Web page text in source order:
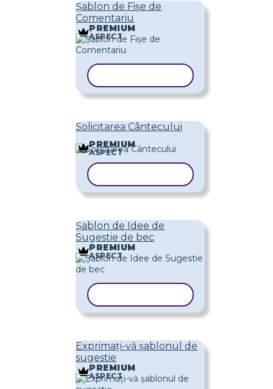
Șablon de Fișe de
Comentariu
PREMIUM
ASPECT
Solicitarea Cântecului
PREMIUM
ASPECT
Șablon de Idee de
Sugestie de bec
PREMIUM
ASPECT
Exprimați-vă șablonul de
sugestie
PREMIUM
ASPECT